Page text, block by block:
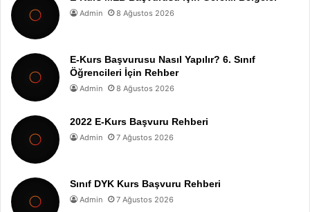
Admin 8 Ağustos 2026
E-Kurs Başvurusu Nasıl Yapılır? 6. Sınıf
Öğrencileri İçin Rehber
Admin 8 Ağustos 2026
2022 E-Kurs Başvuru Rehberi
Admin 7 Ağustos 2026
Sınıf DYK Kurs Başvuru Rehberi
Admin 7 Ağustos 2026